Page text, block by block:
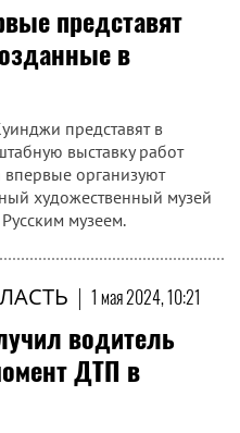
представят
в
представят в
выставку работ
впервые организуют
художественный музей
музеем.
| 1 мая 2024, 10:21
водитель
ДТП в